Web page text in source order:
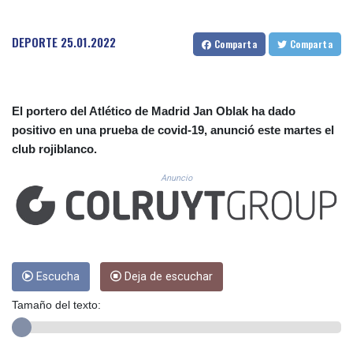
COP 3676.909617
CRC 523.732451
CVE 110.582239
DJF 205.360973
DOP 67.310099
DZD 153.620497
EGP 57.544214
FJD 2.554311
FKP 0.85882
GBP 0.858273
DEPORTE 25.01.2022 Comparta Comparta
El portero del Atlético de Madrid Jan Oblak ha dado
positivo en una prueba de covid-19, anunció este martes el
club rojiblanco.
Anuncio
Escucha Deja de escuchar
Tamaño del texto: